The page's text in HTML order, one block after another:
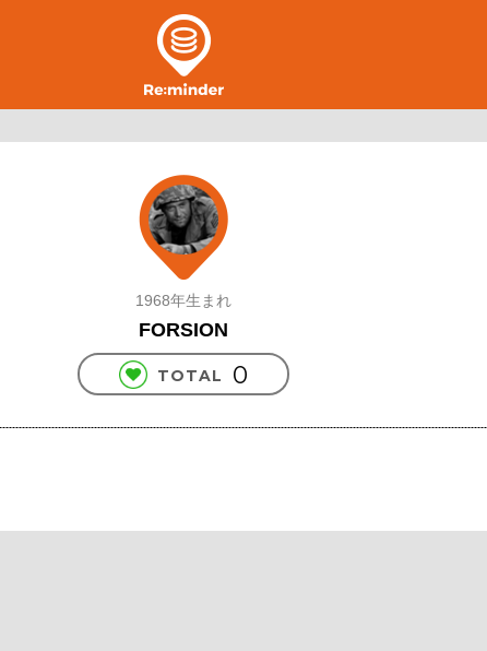
1968年生まれ
FORSION
TOTAL 0